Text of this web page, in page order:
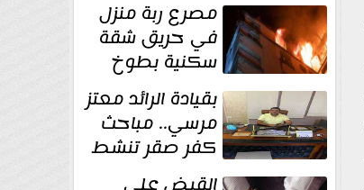
المنوفية مصرع ربة منزل
في حريق شقة
سكنية بطوخ
بقيادة الرائد معتز
مرسي.. مباحث
كفر صقر تنشط
بقوة وتوجه